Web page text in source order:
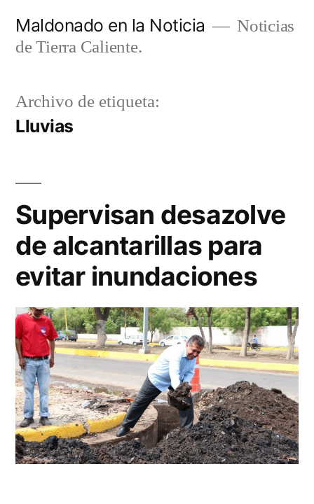
Maldonado en la Noticia
Noticias
de Tierra Caliente.
Archivo de etiqueta:
Lluvias
Supervisan desazolve
de alcantarillas para
evitar inundaciones